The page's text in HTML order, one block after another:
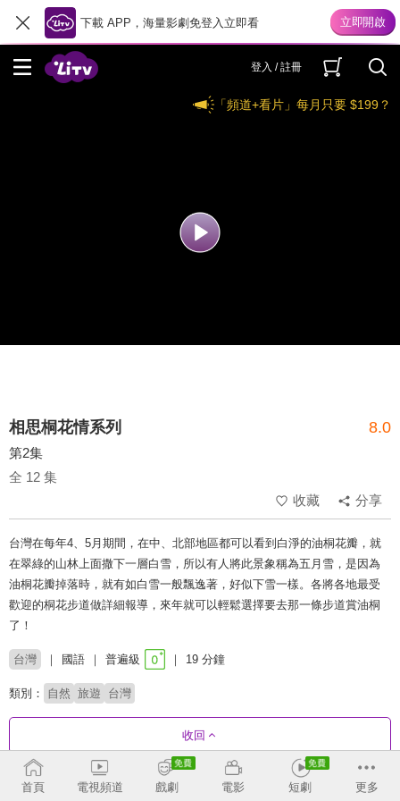
下載 APP，海量影劇免登入立即看
登入 / 註冊
「頻道+看片」每月只要 $199？
相思桐花情系列 8.0
第2集
全 12 集
收藏
分享
台灣在每年4、5月期間，在中、北部地區都可以看到白淨的油桐花瓣，就
在翠綠的山林上面撒下一層白雪，所以有人將此景象稱為五月雪，是因為
油桐花瓣掉落時，就有如白雪一般飄逸著，好似下雪一樣。各將各地最受
歡迎的桐花步道做詳細報導，來年就可以輕鬆選擇要去那一條步道賞油桐
了！
台灣 國語 普遍級 19 分鐘
類別： 自然 旅遊 台灣
收回
劇集列表 正序
首頁 電視頻道 戲劇 電影 短劇 更多